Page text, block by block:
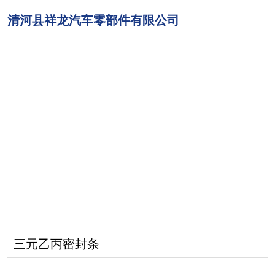
清河县祥龙汽车零部件有限公司
三元乙丙密封条